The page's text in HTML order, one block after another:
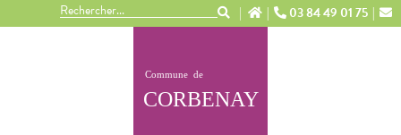
03 84 49 01 75
Panneau de gestion des cookies